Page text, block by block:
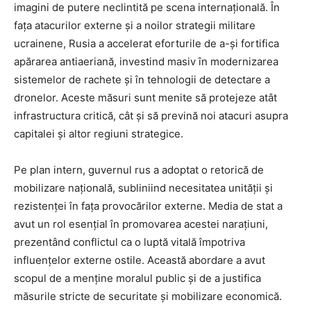
imagini de putere neclintită pe scena internațională. În
fața atacurilor externe și a noilor strategii militare
ucrainene, Rusia a accelerat eforturile de a-și fortifica
apărarea antiaeriană, investind masiv în modernizarea
sistemelor de rachete și în tehnologii de detectare a
dronelor. Aceste măsuri sunt menite să protejeze atât
infrastructura critică, cât și să prevină noi atacuri asupra
capitalei și altor regiuni strategice.
Pe plan intern, guvernul rus a adoptat o retorică de
mobilizare națională, subliniind necesitatea unității și
rezistenței în fața provocărilor externe. Media de stat a
avut un rol esențial în promovarea acestei narațiuni,
prezentând conflictul ca o luptă vitală împotriva
influențelor externe ostile. Această abordare a avut
scopul de a menține moralul public și de a justifica
măsurile stricte de securitate și mobilizare economică.